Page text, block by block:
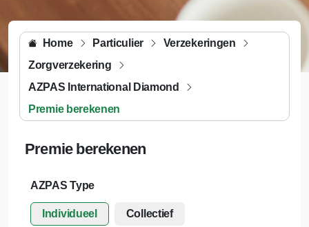
Home Particulier
Verzekeringen
Zorgverzekering
AZPAS International Diamond
Premie berekenen
Premie berekenen
AZPAS Type
Individueel Collectief